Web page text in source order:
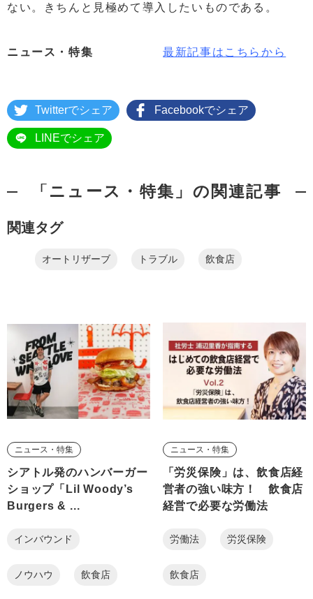
ない。きちんと見極めて導入したいものである。
ニュース・特集 最新記事はこちらから
Twitterでシェア Facebookでシェア
LINEでシェア
「ニュース・特集」の関連記事
関連タグ
オートリザーブ トラブル 飲食店
ニュース・特集
シアトル発のハンバーガー
ショップ「Lil Woody’s
Burgers & ...
インバウンド
ノウハウ 飲食店
ニュース・特集
「労災保険」は、飲食店経
営者の強い味方！ 飲食店
経営で必要な労働法
労働法 労災保険
飲食店